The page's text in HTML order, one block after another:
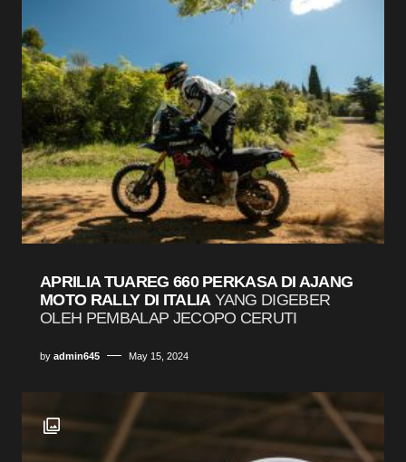
APRILIA TUAREG 660 PERKASA DI AJANG
MOTO RALLY DI ITALIA YANG DIGEBER
OLEH PEMBALAP JECOPO CERUTI
by admin645 May 15, 2024